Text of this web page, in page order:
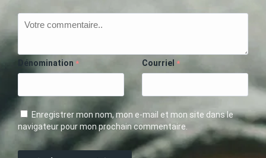
Dénomination * Courriel *
Enregistrer mon nom, mon e-mail et mon site dans le
navigateur pour mon prochain commentaire.